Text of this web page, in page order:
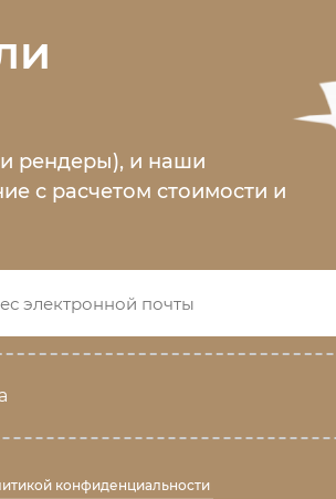
рендеры), и наши
с расчетом стоимости и
конфиденциальности